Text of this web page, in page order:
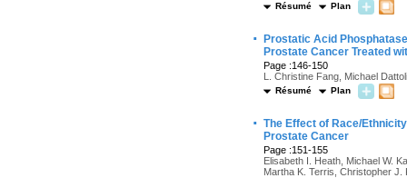
Résumé Plan
·
Prostatic Acid
Prostate Cancer Treated
Page :146-150
L. Christine Fang, Michael
Résumé Plan
· The Effect of Race/
Prostate Cancer
Page :151-155
Elisabeth I. Heath, Michael W.
Martha K. Terris, Christopher J.